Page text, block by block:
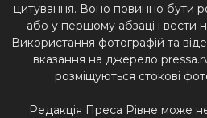
цитування. Воно повинно бути
або у першому абзаці і вести
Використання фотографій та
вказання на джерело
розміщуються стокові
Редакція Преса Рівне може